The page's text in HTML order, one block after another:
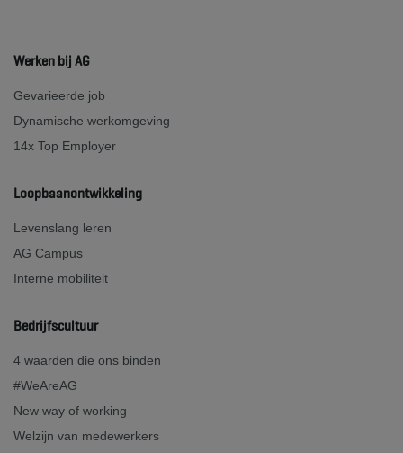
Werken bij AG
Gevarieerde job
Dynamische werkomgeving
14x Top Employer
Loopbaanontwikkeling
Levenslang leren
AG Campus
Interne mobiliteit
Bedrijfscultuur
4 waarden die ons binden
#WeAreAG
New way of working
Welzijn van medewerkers